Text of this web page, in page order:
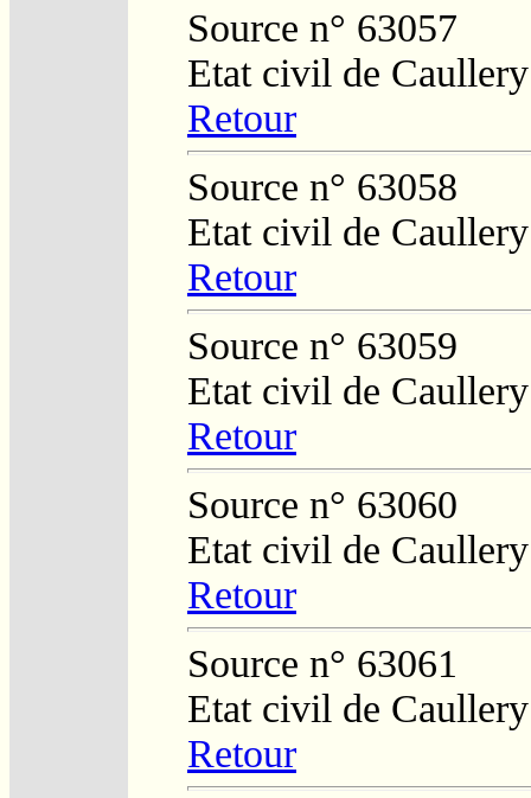
Source n° 63057
Etat civil de Caullery
Retour
Source n° 63058
Etat civil de Caullery
Retour
Source n° 63059
Etat civil de Caullery
Retour
Source n° 63060
Etat civil de Caullery
Retour
Source n° 63061
Etat civil de Caullery
Retour